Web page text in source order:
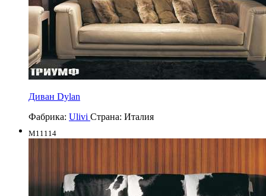
Диван Dylan
Фабрика: Ulivi Страна: Италия
M11114